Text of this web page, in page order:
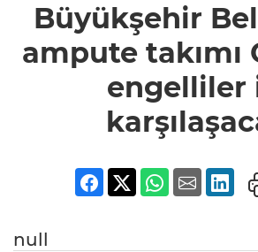
takımı
Osmanlı
ile
karşılaşacak
Büyükşehir
ampute takımı
engelliler
null